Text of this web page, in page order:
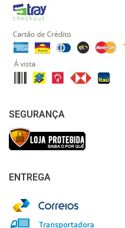
SEGURANÇA
ENTREGA